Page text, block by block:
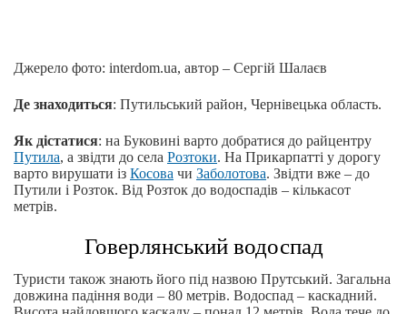
Джерело фото: interdom.ua, автор – Сергій Шалаєв
Де знаходиться: Путильський район, Чернівецька область.
Як дістатися: на Буковині варто добратися до райцентру
Путила, а звідти до села Розтоки. На Прикарпатті у дорогу
варто вирушати із Косова чи Заболотова. Звідти вже – до
Путили і Розток. Від Розток до водоспадів – кількасот
метрів.
Говерлянський водоспад
Туристи також знають його під назвою Прутський. Загальна
довжина падіння води – 80 метрів. Водоспад – каскадний.